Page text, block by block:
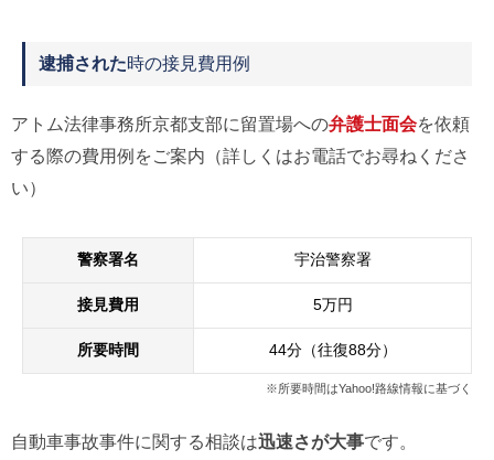
逮捕された時の接見費用例
アトム法律事務所京都支部に留置場への弁護士面会を依頼
する際の費用例をご案内（詳しくはお電話でお尋ねくださ
い）
警察署名 宇治警察署
接見費用 5万円
所要時間 44分（往復88分）
※所要時間はYahoo!路線情報に基づく
自動車事故事件に関する相談は迅速さが大事です。